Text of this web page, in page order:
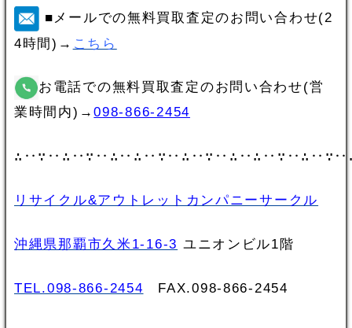
■メールでの無料買取査定のお問い合わせ(2
4時間)→ こちら
お電話での無料買取査定のお問い合わせ(営
業時間内)→098-866-2454
リサイクル&アウトレットカンパニーサークル
沖縄県那覇市久米1-16-3 ユニオンビル1階
TEL.098-866-2454 FAX.098‐866‐2454